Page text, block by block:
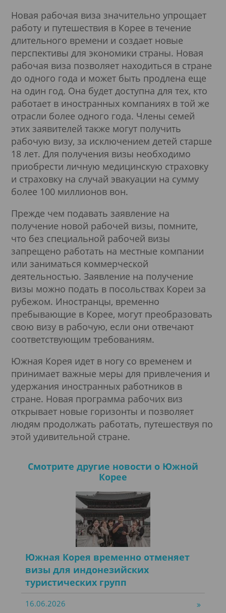
Новая рабочая виза значительно упрощает
работу и путешествия в Корее в течение
длительного времени и создает новые
перспективы для экономики страны. Новая
рабочая виза позволяет находиться в стране
до одного года и может быть продлена еще
на один год. Она будет доступна для тех, кто
работает в иностранных компаниях в той же
отрасли более одного года. Члены семей
этих заявителей также могут получить
рабочую визу, за исключением детей старше
18 лет. Для получения визы необходимо
приобрести личную медицинскую страховку
и страховку на случай эвакуации на сумму
более 100 миллионов вон.
Прежде чем подавать заявление на
получение новой рабочей визы, помните,
что без специальной рабочей визы
запрещено работать на местные компании
или заниматься коммерческой
деятельностью. Заявление на получение
визы можно подать в посольствах Кореи за
рубежом. Иностранцы, временно
пребывающие в Корее, могут преобразовать
свою визу в рабочую, если они отвечают
соответствующим требованиям.
Южная Корея идет в ногу со временем и
принимает важные меры для привлечения и
удержания иностранных работников в
стране. Новая программа рабочих виз
открывает новые горизонты и позволяет
людям продолжать работать, путешествуя по
этой удивительной стране.
Смотрите другие новости о Южной
Корее
Южная Корея временно отменяет
визы для индонезийских
туристических групп
16.06.2026